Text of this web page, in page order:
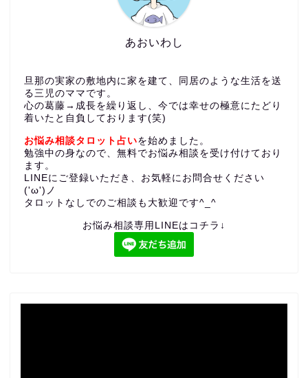
あおいわし
旦那の実家の敷地内に家を建て、同居のような生活を送
る三児のママです。
心の葛藤→成長を繰り返し、今では幸せの極意にたどり
着いたと自負しております(笑)
お悩み相談タロット占いを始めました。
勉強中の身なので、無料でお悩み相談を受け付けており
ます。
LINEにご登録いただき、お気軽にお問合せください
('ω')ノ
タロットなしでのご相談も大歓迎です^_^
お悩み相談専用LINEはコチラ↓